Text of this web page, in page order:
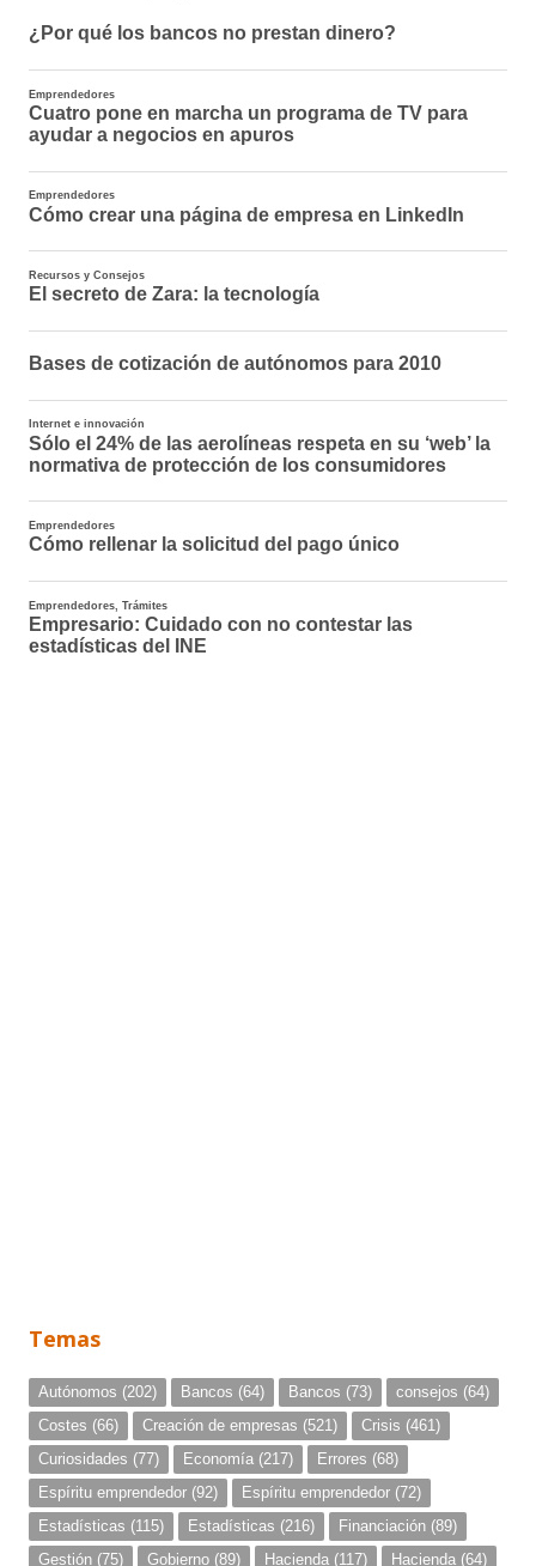
Temas
Autónomos (202) Bancos (64) Bancos (73) consejos (64)
Costes (66) Creación de empresas (521) Crisis (461)
Curiosidades (77) Economía (217) Errores (68)
Espíritu emprendedor (92) Espíritu emprendedor (72)
Estadísticas (115) Estadísticas (216) Financiación (89)
Gestión (75) Gobierno (89) Hacienda (117) Hacienda (64)